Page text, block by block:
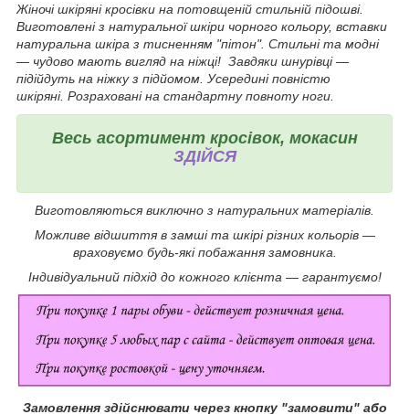
Жіночі шкіряні кросівки на потовщеній стильній підошві.
Виготовлені з натуральної шкіри чорного кольору, вставки
натуральна шкіра з тисненням "пітон". Стильні та модні
— чудово мають вигляд на ніжці! Завдяки шнурівці —
підійдуть на ніжку з підйомом. Усередині повністю
шкіряні. Розраховані на стандартну повноту ноги.
Весь асортимент кросівок, мокасин
ЗДІЙСЯ
Виготовляються виключно з натуральних матеріалів.
Можливе відшиття в замші та шкірі різних кольорів —
враховуємо будь-які побажання замовника.
Індивідуальний підхід до кожного клієнта — гарантуємо!
Замовлення здійснювати через кнопку "замовити" або